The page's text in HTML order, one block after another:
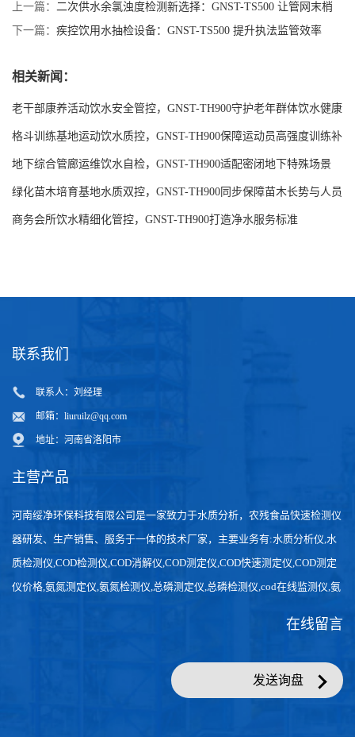
上一篇： 二次供水余氯浊度检测新选择：GNST-TS500 让管网末梢
水更透明
下一篇： 疾控饮用水抽检设备：GNST-TS500 提升执法监管效率
相关新闻：
老干部康养活动饮水安全管控，GNST-TH900守护老年群体饮水健康
格斗训练基地运动饮水质控，GNST-TH900保障运动员高强度训练补
水安全
地下综合管廊运维饮水自检，GNST-TH900适配密闭地下特殊场景
绿化苗木培育基地水质双控，GNST-TH900同步保障苗木长势与人员
饮水安全
商务会所饮水精细化管控，GNST-TH900打造净水服务标准
联系我们
联系人：刘经理
邮箱： liuruilz@qq.com
地址：河南省洛阳市
主营产品
河南绥净环保科技有限公司是一家致力于水质分析，农残食品快速检测仪
器研发、生产销售、服务于一体的技术厂家，主要业务有:水质分析仪,水
质检测仪,COD检测仪,COD消解仪,COD测定仪,COD快速测定仪,COD测定
仪价格,氨氮测定仪,氨氮检测仪,总磷测定仪,总磷检测仪,cod在线监测仪,氨
在线留言
发送询盘